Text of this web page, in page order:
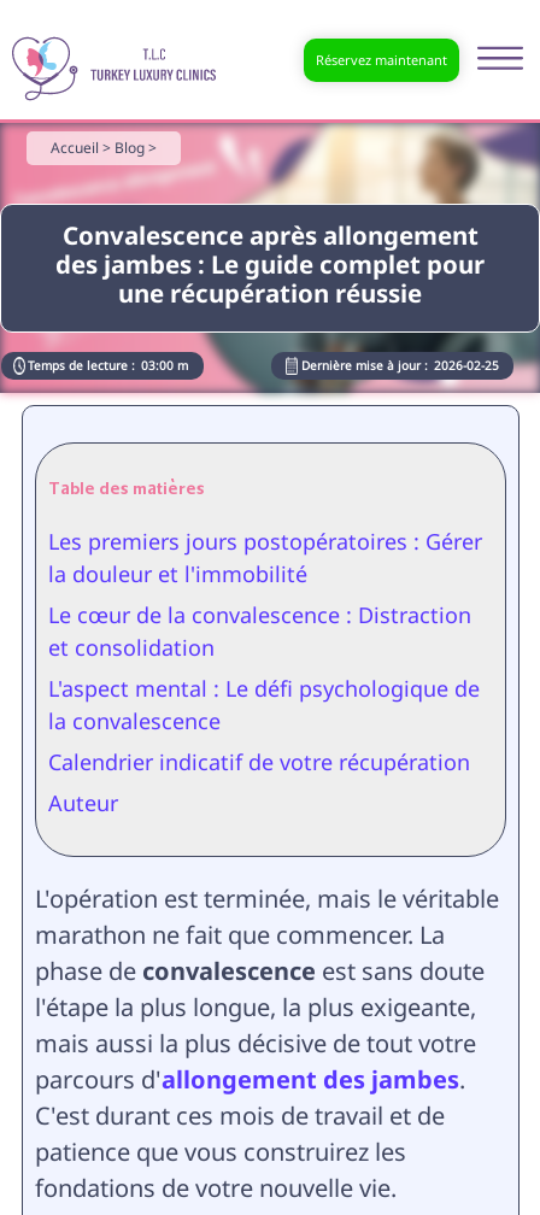
Réservez maintenant
Convalescence après allongement
des jambes : Le guide complet pour
une récupération réussie
Accueil > Blog >
Temps de lecture : 03:00 m Dernière mise à jour : 2026-02-25
Table des matières
Les premiers jours postopératoires : Gérer
la douleur et l'immobilité
Le cœur de la convalescence : Distraction
et consolidation
L'aspect mental : Le défi psychologique de
la convalescence
Calendrier indicatif de votre récupération
Auteur
L'opération est terminée, mais le véritable
marathon ne fait que commencer. La
phase de convalescence est sans doute
l'étape la plus longue, la plus exigeante,
mais aussi la plus décisive de tout votre
parcours d'allongement des jambes.
C'est durant ces mois de travail et de
patience que vous construirez les
fondations de votre nouvelle vie.